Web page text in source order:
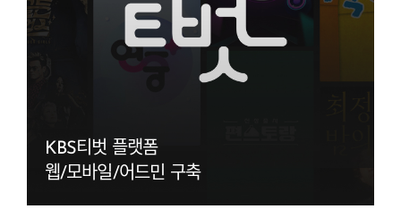
KBS티벗 플랫폼
웹/모바일/어드민 구축